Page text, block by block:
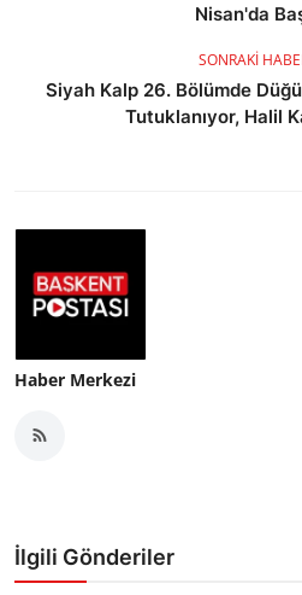
Nisan'da
SONRAKI
Siyah Kalp 26. Bölümde
Tutuklanıyor, Halil
Haber Merkezi
İlgili Gönderiler